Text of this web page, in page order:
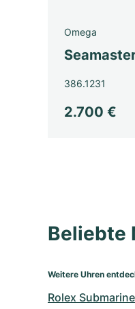
Omega
386.1231
2.700 €
Beliebte
Weitere Uhren
Rolex